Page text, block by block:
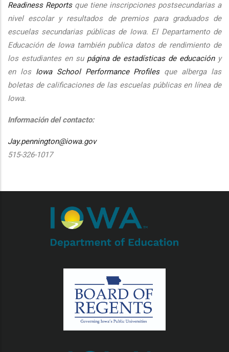
Readiness Reportsque tiene inscripciones postsecundarias a
nivel escolar y resultados de premios para graduados de
escuelas secundarias públicas de Iowa. El Departamento de
Educación de Iowa también publica datos de rendimiento de
los estudiantes en su página de estadísticas de educacióny
en los Iowa School Performance Profilesque alberga las
boletas de calificaciones de las escuelas públicas en línea de
Iowa.
Información del contacto:
Jay.pennington@iowa.gov
515-326-1017